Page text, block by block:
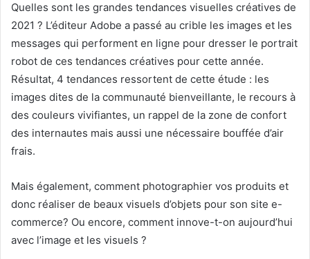
Quelles sont les grandes tendances visuelles créatives de
2021 ? L’éditeur Adobe a passé au crible les images et les
messages qui performent en ligne pour dresser le portrait
robot de ces tendances créatives pour cette année.
Résultat, 4 tendances ressortent de cette étude : les
images dites de la communauté bienveillante, le recours à
des couleurs vivifiantes, un rappel de la zone de confort
des internautes mais aussi une nécessaire bouffée d’air
frais.
Mais également, comment photographier vos produits et
donc réaliser de beaux visuels d’objets pour son site e-
commerce? Ou encore, comment innove-t-on aujourd’hui
avec l’image et les visuels ?